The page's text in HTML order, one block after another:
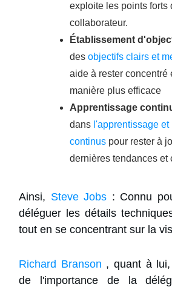
exploite les points forts
collaborateur.
Établissement
des objectifs clairs et
aide à rester concentré
manière plus efficace
Apprentissage
dans l'apprentissage
continus pour rester à
dernières tendances et
Ainsi, Steve Jobs : Connu
déléguer les détails
tout en se concentrant sur la
Richard Branson , quant à
de l'importance de la